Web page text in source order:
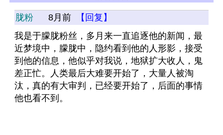
胧粉 8月前
【回复】
我是于朦胧粉丝，多月来一直追逐他的新闻，最
近梦境中，朦胧中，隐约看到他的人形影，接受
到他的信息，他似乎对我说，地狱扩大收人，鬼
差正忙。人类最后大难要开始了，大量人被淘
汰，真的有大审判，已经要开始了，后面的事情
他也看不到。